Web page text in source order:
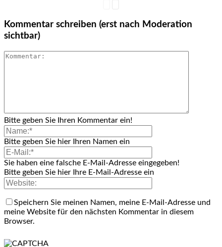
Kommentar schreiben (erst nach Moderation
sichtbar)
Bitte geben Sie Ihren Kommentar ein!
Bitte geben Sie hier Ihren Namen ein
Sie haben eine falsche E-Mail-Adresse eingegeben!
Bitte geben Sie hier Ihre E-Mail-Adresse ein
Speichern Sie meinen Namen, meine E-Mail-Adresse und
meine Website für den nächsten Kommentar in diesem
Browser.